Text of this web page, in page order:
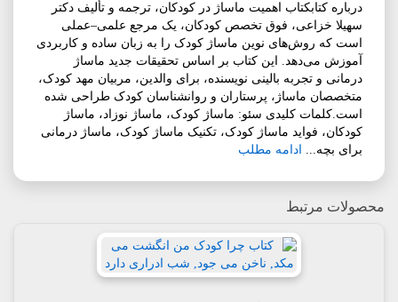
درباره کتابکتاب اهمیت ماساژ در کودکان، ترجمه و تألیف دکتر
سهیلا خزاعی، فوق تخصص کودکان، یک مرجع علمی‌–عملی
است که روش‌های نوین ماساژ کودک را به زبان ساده و کاربردی
آموزش می‌دهد. این کتاب بر اساس تحقیقات جدید ماساژ
درمانی و تجربه بالینی نویسنده، برای والدین، مربیان مهد کودک،
متخصصان ماساژ، پرستاران و روانشناسان کودک طراحی شده
است.کلمات کلیدی سئو: ماساژ کودک، ماساژ نوزاد، ماساژ
کودکان، فواید ماساژ کودک، تکنیک ماساژ کودک، ماساژ درمانی
برای بچه... ادامه مطلب
محصولات مرتبط